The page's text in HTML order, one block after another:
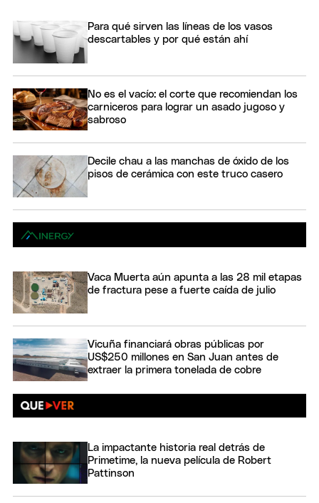
Para qué sirven las líneas de los vasos
descartables y por qué están ahí
No es el vacío: el corte que recomiendan los
carniceros para lograr un asado jugoso y
sabroso
Decile chau a las manchas de óxido de los
pisos de cerámica con este truco casero
Vaca Muerta aún apunta a las 28 mil etapas
de fractura pese a fuerte caída de julio
Vicuña financiará obras públicas por
US$250 millones en San Juan antes de
extraer la primera tonelada de cobre
La impactante historia real detrás de
Primetime, la nueva película de Robert
Pattinson